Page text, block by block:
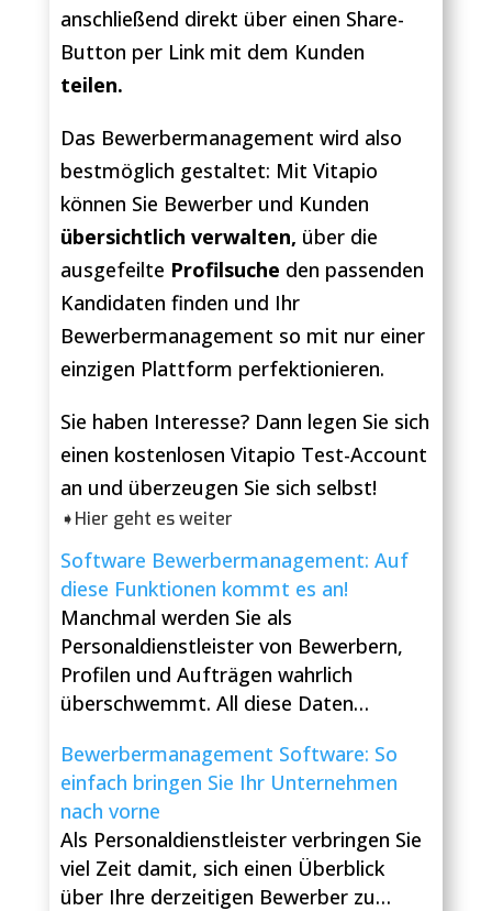
anschließend direkt über einen Share-
Button per Link mit dem Kunden
teilen.
Das Bewerbermanagement wird also
bestmöglich gestaltet: Mit Vitapio
können Sie Bewerber und Kunden
übersichtlich verwalten, über die
ausgefeilte Profilsuche den passenden
Kandidaten finden und Ihr
Bewerbermanagement so mit nur einer
einzigen Plattform perfektionieren.
Sie haben Interesse? Dann legen Sie sich
einen kostenlosen Vitapio Test-Account
an und überzeugen Sie sich selbst!
➧Hier geht es weiter
Software Bewerbermanagement: Auf
diese Funktionen kommt es an!
Manchmal werden Sie als
Personaldienstleister von Bewerbern,
Profilen und Aufträgen wahrlich
überschwemmt. All diese Daten…
Bewerbermanagement Software: So
einfach bringen Sie Ihr Unternehmen
nach vorne
Als Personaldienstleister verbringen Sie
viel Zeit damit, sich einen Überblick
über Ihre derzeitigen Bewerber zu…